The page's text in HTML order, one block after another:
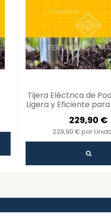
Tijera Eléctrica de
Ligera y Eficiente
229,90 €
229,90 € por